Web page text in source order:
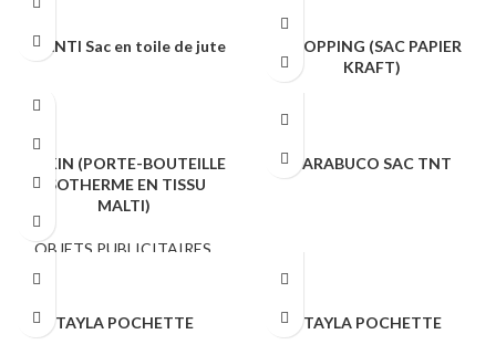
SHANTI Sac en toile de jute
SHOPPING (SAC PAPIER
KRAFT)
SIRKIN (PORTE-BOUTEILLE
ISOTHERME EN TISSU
MALTI)
OBJETS PUBLICITAIRES
TARABUCO SAC TNT
TAYLA POCHETTE TAYLA POCHETTE